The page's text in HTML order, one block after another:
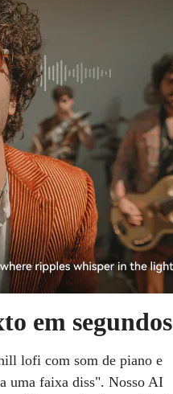
em segundos
lofi com som de piano e
uma faixa diss". Nosso AI